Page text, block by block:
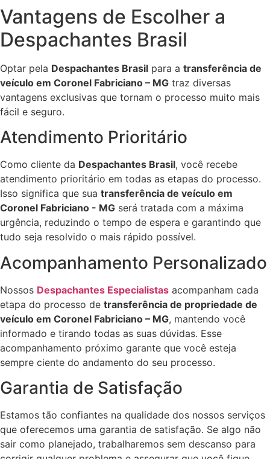
Vantagens de Escolher a
Despachantes Brasil
Optar pela Despachantes Brasil para a transferência de
veículo em Coronel Fabriciano – MG traz diversas
vantagens exclusivas que tornam o processo muito mais
fácil e seguro.
Atendimento Prioritário
Como cliente da Despachantes Brasil, você recebe
atendimento prioritário em todas as etapas do processo.
Isso significa que sua transferência de veículo em
Coronel Fabriciano - MG será tratada com a máxima
urgência, reduzindo o tempo de espera e garantindo que
tudo seja resolvido o mais rápido possível.
Acompanhamento Personalizado
Nossos Despachantes Especialistas acompanham cada
etapa do processo de transferência de propriedade de
veículo em Coronel Fabriciano – MG, mantendo você
informado e tirando todas as suas dúvidas. Esse
acompanhamento próximo garante que você esteja
sempre ciente do andamento do seu processo.
Garantia de Satisfação
Estamos tão confiantes na qualidade dos nossos serviços
que oferecemos uma garantia de satisfação. Se algo não
sair como planejado, trabalharemos sem descanso para